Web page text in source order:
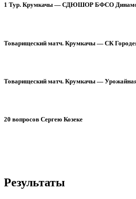
1 Тур. Крумкачы — СДЮШОР БФСО
Товарищеский матч. Крумкачы — СК
Товарищеский матч. Крумкачы —
20 вопросов Сергею Козеке
Результаты